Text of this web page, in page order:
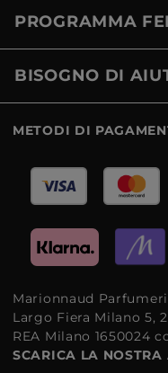
PROGRAMMA
BISOGNO DI
METODI DI
Marionnaud
Largo Fiera Milano 5,
REA Milano 1650024
SCARICA LA NOSTRA